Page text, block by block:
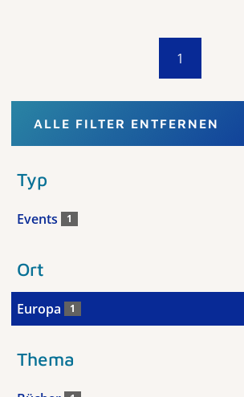
1
ALLE FILTER ENTFERNEN
Typ
Events 1
Ort
Europa 1
Thema